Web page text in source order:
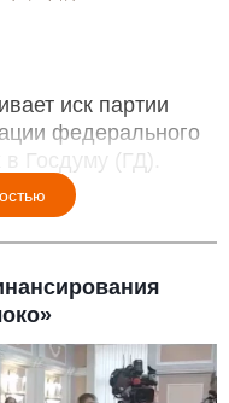
иск партии
федерального
Госдуму (ГД).